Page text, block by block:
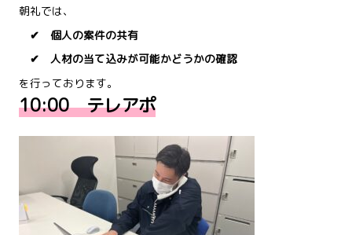
朝礼では、
✔ 個人の案件の共有
✔ 人材の当て込みが可能かどうかの確認
を行っております。
10:00 テレアポ